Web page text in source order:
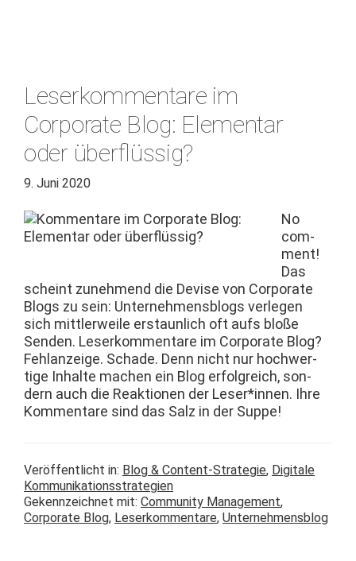
Leserkommentare im
Corporate Blog: Elementar
oder überflüssig?
9. Juni 2020
No
com­
ment!
Das
scheint zunehmend die Devise von Cor­po­rate
Blogs zu sein: Unternehmens­blogs ver­legen
sich mit­tler­weile erstaunlich oft aufs bloße
Senden. Leserkom­mentare im Cor­po­rate Blog?
Fehlanzeige. Schade. Denn nicht nur hochw­er­
tige Inhalte machen ein Blog erfol­gre­ich, son­
dern auch die Reak­tio­nen der Leser*innen. Ihre
Kom­mentare sind das Salz in der Suppe!
Veröffentlicht in: Blog & Content-Strategie, Digitale
Kommunikationsstrategien
Gekennzeichnet mit: Community Management,
Corporate Blog, Leserkommentare, Unternehmensblog